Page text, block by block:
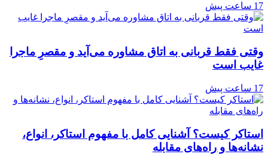
17 ساعت پیش
وقتی فقط قربانی به اتاق مشاوره می‌آید و مقصرِ ماجرا
غایب است
17 ساعت پیش
استاکر کیست؟ آشنایی کامل با مفهوم استاکر، انواع،
نشانه‌ها و راه‌های مقابله